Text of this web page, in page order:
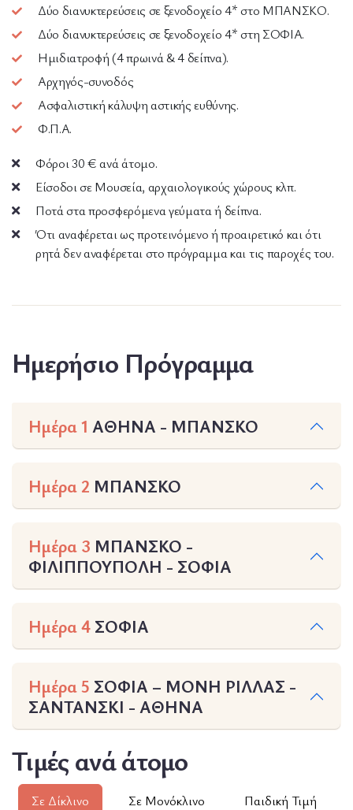
Δύο διανυκτερεύσεις σε ξενοδοχείο 4* στο ΜΠΑΝΣΚΟ.
Δύο διανυκτερεύσεις σε ξενοδοχείο 4* στη ΣΟΦΙΑ.
Ημιδιατροφή (4 πρωινά & 4 δείπνα).
Αρχηγός-συνοδός
Ασφαλιστική κάλυψη αστικής ευθύνης.
Φ.Π.Α.
Φόροι 30 € ανά άτομο.
Είσοδοι σε Μουσεία, αρχαιολογικούς χώρους κλπ.
Ποτά στα προσφερόμενα γεύματα ή δείπνα.
Ότι αναφέρεται ως προτεινόμενο ή προαιρετικό και ότι
ρητά δεν αναφέρεται στο πρόγραμμα και τις παροχές του.
Ημερήσιο Πρόγραμμα
Ημέρα 1 ΑΘΗΝΑ - ΜΠΑΝΣΚΟ
Ημέρα 2 ΜΠΑΝΣΚΟ
Ημέρα 3 ΜΠΑΝΣΚΟ -
ΦΙΛΙΠΠΟΥΠΟΛΗ - ΣΟΦΙΑ
Ημέρα 4 ΣΟΦΙΑ
Ημέρα 5 ΣΟΦΙΑ – ΜΟΝΗ ΡΙΛΛΑΣ -
ΣΑΝΤΑΝΣΚΙ - ΑΘΗΝΑ
Τιμές ανά άτομο
Σε Δίκλινο Σε Μονόκλινο Παιδική Τιμή